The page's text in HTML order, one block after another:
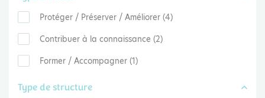
Protéger / Préserver / Améliorer (4)
Contribuer à la connaissance (2)
Former / Accompagner (1)
Type de structure